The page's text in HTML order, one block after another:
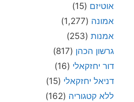
אוטיזם (15)
אמונה (1,277)
אמנות (253)
גרשון הכהן (817)
דור יחזקאלי (16)
דניאל יחזקאלי (15)
ללא קטגוריה (162)